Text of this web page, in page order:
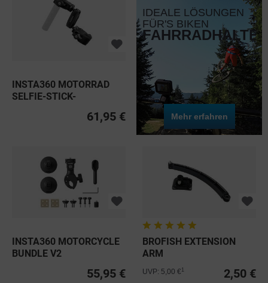
INSTA360 MOTORRAD
SELFIE-STICK-
61,95 €
IDEALE LÖSUNGEN
FÜR'S BIKEN
Mehr erfahren
INSTA360 MOTORCYCLE
BUNDLE V2
55,95 €
BROFISH EXTENSION
ARM
2,50 €
UVP: 5,00 €